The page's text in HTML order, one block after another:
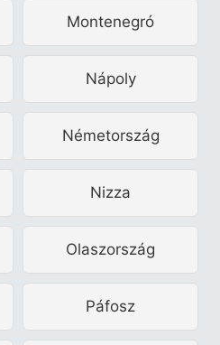
Montenegró
Nápoly
Németország
Nizza
Olaszország
Páfosz